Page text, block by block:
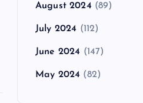
August 2024 (89)
July 2024 (112)
June 2024 (147)
May 2024 (82)